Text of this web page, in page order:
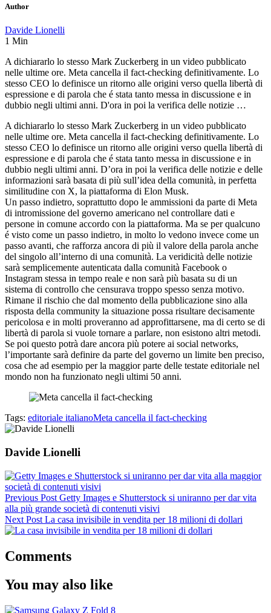
Author
Davide Lionelli
1 Min
A dichiararlo lo stesso Mark Zuckerberg in un video pubblicato
nelle ultime ore. Meta cancella il fact-checking definitivamente. Lo
stesso CEO lo definisce un ritorno alle origini verso quella libertà di
espressione e di parola che é stata tanto messa in discussione e in
dubbio negli ultimi anni. D'ora in poi la verifica delle notizie …
A dichiararlo lo stesso Mark Zuckerberg in un video pubblicato
nelle ultime ore. Meta cancella il fact-checking definitivamente. Lo
stesso CEO lo definisce un ritorno alle origini verso quella libertà di
espressione e di parola che é stata tanto messa in discussione e in
dubbio negli ultimi anni. D’ora in poi la verifica delle notizie e delle
informazioni sarà basata di più sull’idea della comunità, in perfetta
similitudine con X, la piattaforma di Elon Musk.
Un passo indietro, soprattutto dopo le ammissioni da parte di Meta
di intromissione del governo americano nel controllare dati e
persone in comune accordo con la piattaforma. Ma se per qualcuno
é visto come un passo indietro, in molto lo vedono invece come un
passo avanti, che rafforza ancora di più il valore della parola anche
del singolo all’interno di una comunità. La veridicità delle notizie
sarà semplicemente autenticata dalla comunità Facebook o
Instagram stessa in tempo reale e non sarà più basata su di un
sistema di controllo che censurava troppo spesso senza motivo.
Rimane il rischio che dal momento della pubblicazione sino alla
risposta della community la situazione possa risultare decisamente
pericolosa e in molti proveranno ad approfittarsene, ma di certo se di
libertà di parola si vuole tornare a parlare, non esistono altri metodi.
Se poi questo potrà dare ancora più potere ai social networks,
l’importante sarà definire da parte del governo un limite ben preciso,
cosa che ad esempio per la maggior parte delle testate editoriale nel
mondo non ha funzionato negli ultimi 50 anni.
Tags: editoriale italianoMeta cancella il fact-checking
Davide Lionelli
Previous Post Getty Images e Shutterstock si uniranno per dar vita
alla più grande società di contenuti visivi
Next Post La casa invisibile in vendita per 18 milioni di dollari
Comments
You may also like